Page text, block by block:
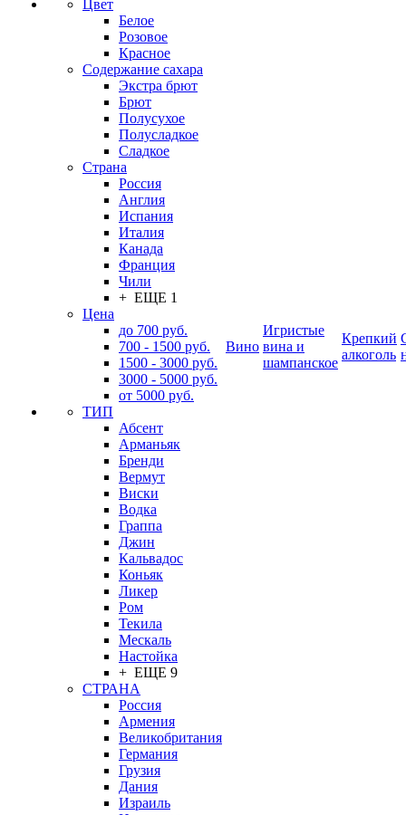
Цвет
Белое
Розовое
Красное
Содержание сахара
Экстра брют
Брют
Полусухое
Полусладкое
Сладкое
Страна
Россия
Англия
Испания
Италия
Канада
Франция
Чили
+ ЕЩЕ 1
Цена
до 700 руб.
700 - 1500 руб.
1500 - 3000 руб.
3000 - 5000 руб.
от 5000 руб.
ТИП
Абсент
Арманьяк
Бренди
Вермут
Виски
Водка
Граппа
Джин
Кальвадос
Коньяк
Ликер
Ром
Текила
Мескаль
Настойка
+ ЕЩЕ 9
СТРАНА
Россия
Армения
Великобритания
Германия
Грузия
Дания
Израиль
Вино
Игристые
вина и
шампанское
Крепкий
алкоголь